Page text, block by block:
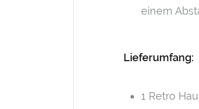
einem
Lieferumfang:
1 Retro